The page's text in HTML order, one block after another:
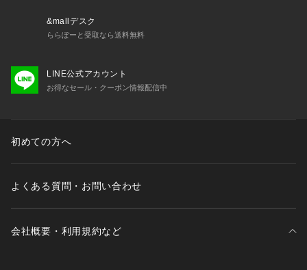
&mallデスク
ららぽーと受取なら送料無料
LINE公式アカウント
お得なセール・クーポン情報配信中
初めての方へ
よくある質問・お問い合わせ
会社概要・利用規約など